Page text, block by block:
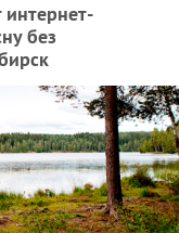
интернет-
без